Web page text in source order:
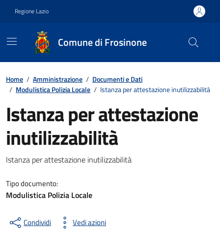
Regione Lazio
Comune di Frosinone
Contenuti in evidenza
Home / Amministrazione / Documenti e Dati
/ Modulistica Polizia Locale / Istanza per attestazione inutilizzabilità
Istanza per attestazione
inutilizzabilità
Dettagli del documento
Istanza per attestazione inutilizzabilità
Tipo documento:
Modulistica Polizia Locale
Condividi Vedi azioni